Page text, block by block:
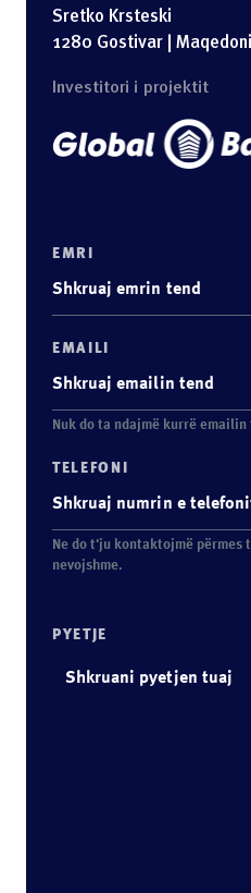
Sretko Krsteski
1280 Gostivar |
Investitori i projektit
EMRI
EMAILI
Nuk do ta ndajmë kurrë emailin
TELEFONI
Ne do t'ju kontaktojmë përmes
nevojshme.
PYETJE